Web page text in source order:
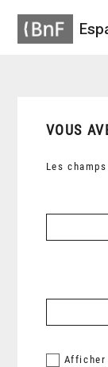
VOUS
Les
Afficher